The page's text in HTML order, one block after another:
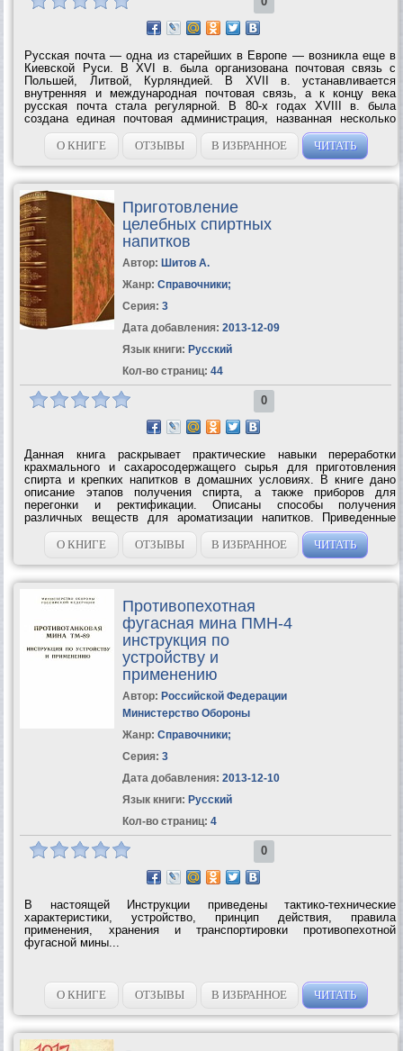
Русская почта — одна из старейших в Европе — возникла еще в
Киевской Руси. В XVI в. была организована почтовая связь с
Польшей, Литвой, Курляндией. В XVII в. устанавливается
внутренняя и международная почтовая связь, а к концу века
русская почта стала регулярной. В 80-х годах XVIII в. была
создана единая почтовая администрация, названная несколько
позднее Главным почтовым управлением. Подробно об истории
русской почты рассказывается в...
О КНИГЕ ОТЗЫВЫ В ИЗБРАННОЕ ЧИТАТЬ
Приготовление
целебных спиртных
напитков
Автор: Шитов А.
Жанр: Справочники;
Серия: 3
Дата добавления: 2013-12-09
Язык книги: Русский
Кол-во страниц: 44
0
Данная книга раскрывает практические навыки переработки
крахмального и сахаросодержащего сырья для приготовления
спирта и крепких напитков в домашних условиях. В книге дано
описание этапов получения спирта, а также приборов для
перегонки и ректификации. Описаны способы получения
различных веществ для ароматизации напитков. Приведенные
рецепты позволяют приготовить ароматные крепкие напитки и
натуральные вина с высокими...
О КНИГЕ ОТЗЫВЫ В ИЗБРАННОЕ ЧИТАТЬ
Противопехотная
фугасная мина ПМН-4
инструкция по
устройству и
применению
Автор: Российской Федерации
Министерство Обороны
Жанр: Справочники;
Серия: 3
Дата добавления: 2013-12-10
Язык книги: Русский
Кол-во страниц: 4
0
В настоящей Инструкции приведены тактико-технические
характеристики, устройство, принцип действия, правила
применения, хранения и транспортировки противопехотной
фугасной мины...
О КНИГЕ ОТЗЫВЫ В ИЗБРАННОЕ ЧИТАТЬ